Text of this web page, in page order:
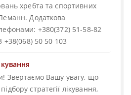
хребта та спортивних
Додаткова
+380(372) 51-58-82
+38(068) 50 50 103
Звертаємо Вашу увагу, що
стратегії лікування,